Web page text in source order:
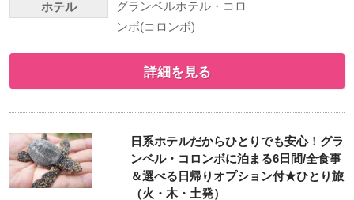
ホテル
グランベルホテル・コロ
ンボ(コロンボ)
詳細を見る
日系ホテルだからひとりでも安心！グラ
ンベル・コロンボに泊まる6日間/全食事
＆選べる日帰りオプション付★ひとり旅
（火・木・土発）